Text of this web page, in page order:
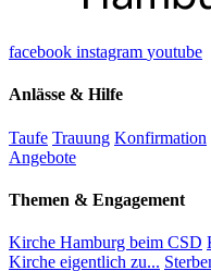
facebook instagram youtube
Anlässe & Hilfe
Taufe Trauung Konfirmation
Angebote
Themen & Engagement
Kirche Hamburg beim CSD
Kirche eigentlich zu...